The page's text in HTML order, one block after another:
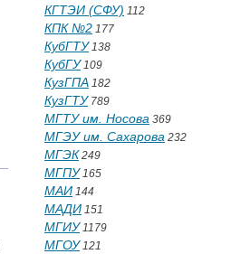
КГТЭИ (СФУ) 112
КПК №2 177
КубГТУ138
КубГУ109
КузГПА 182
КузГТУ789
МГТУ им. Носова 369
МГЭУ им. Сахарова 232
МГЭК 249
МГПУ165
МАИ 144
МАДИ 151
МГИУ1179
МГОУ121